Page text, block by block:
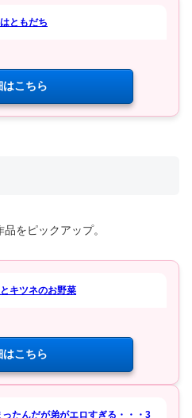
ともだち
はこちら
をピックアップ。
キツネのお野菜
はこちら
たんだが弟がエロすぎる・・・3